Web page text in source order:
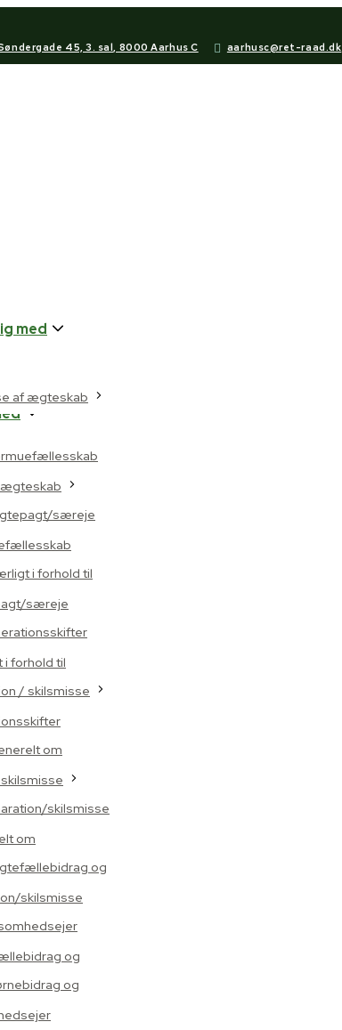
45, 3. sal, 8000 Aarhus C aarhusc@ret-raad.dk
med
af ægteskab
særeje
i forhold til
/ skilsmisse
om
skilsmisse
og
og
ægteskab
særeje
forhold til
om
skilsmisse
og